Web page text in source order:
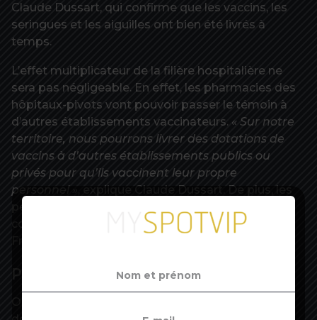
Claude Dussart, qui confirme que les vaccins, les
seringues et les aiguilles ont bien été livrés à
temps.
L’effet multiplicateur de la filière hospitalière ne
sera pas négligeable. En effet, les pharmacies des
hôpitaux-pivots vont pouvoir passer le témoin à
d’autres établissements vaccinateurs. « Sur notre
territoire, nous pourrons livrer des dotations de
vaccins à d’autres établissements publics ou
privés pour qu’ils vaccinent leur propre
personnel »
, explique Claude Dussart. De plus, les
confirmé, ce mardi, la Fédération hospitalière de
Préréservations en ligne